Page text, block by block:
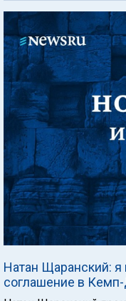
Натан Щаранский:
соглашение в